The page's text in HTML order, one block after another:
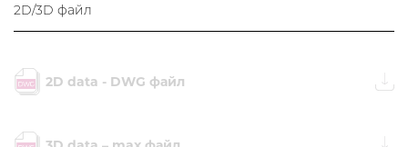
2D/3D файл
2D data - DWG файл